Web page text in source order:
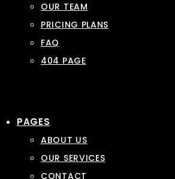
OUR TEAM
PRICING PLANS
FAQ
404 PAGE
PAGES
ABOUT US
OUR SERVICES
CONTACT